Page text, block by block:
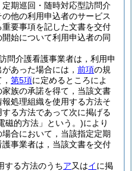
期巡回・随時対応型訪問介
他の利用申込者のサービス
要事項を記した文書を交付
始について利用申込者の同
問介護看護事業者は，利用申
あった場合には， 前項の規
第5項に定めるところによ
族の承諾を得て，当該文書
処理組織を使用する方法そ
る方法であって次に掲げる
磁的方法」という。)により
場合において，当該指定定期
事業者は，当該文書を交付
する方法のうちア又はイに掲